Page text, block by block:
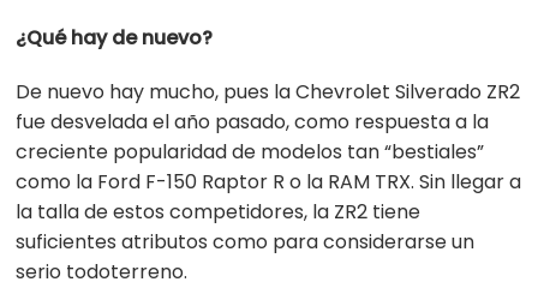
¿Qué hay de nuevo?
De nuevo hay mucho, pues la Chevrolet Silverado ZR2
fue desvelada el año pasado, como respuesta a la
creciente popularidad de modelos tan “bestiales”
como la Ford F-150 Raptor R o la RAM TRX. Sin llegar a
la talla de estos competidores, la ZR2 tiene
suficientes atributos como para considerarse un
serio todoterreno.